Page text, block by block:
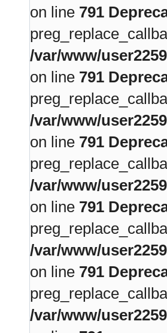
on line 791
/var/www/
on line 791
/var/www/
on line 791
/var/www/
on line 791
/var/www/
on line 791
/var/www/